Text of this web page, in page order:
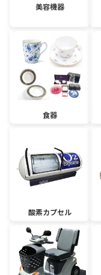
美容機器
食器
酸素カプセル